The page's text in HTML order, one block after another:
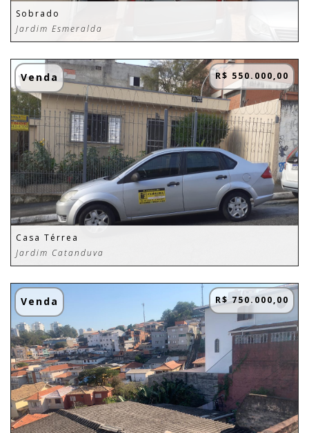
Sobrado
Jardim Esmeralda
Venda R$ 550.000,00
Casa Térrea
Jardim Catanduva
Venda R$ 750.000,00